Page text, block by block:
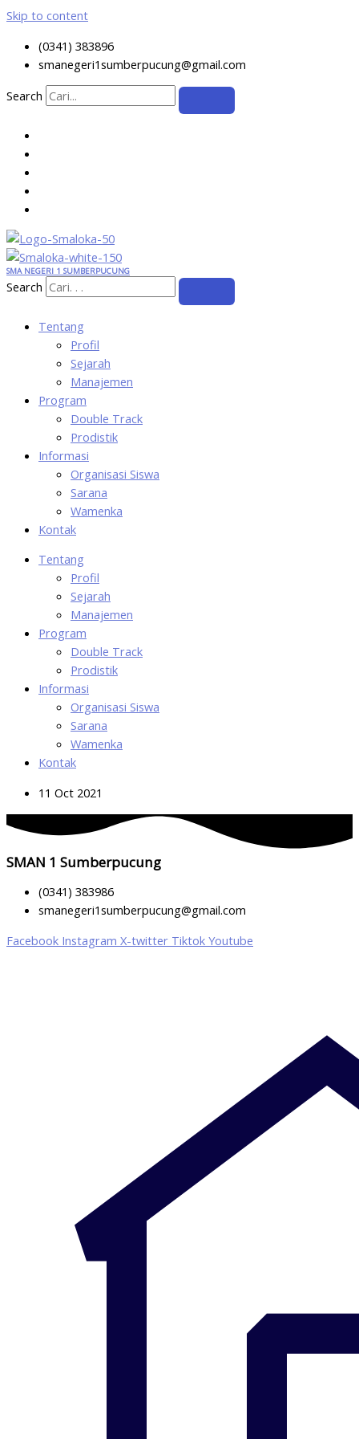
Skip to content
(0341) 383896
smanegeri1sumberpucung@gmail.com
Search
SMA NEGERI 1 SUMBERPUCUNG
Search
Tentang
Profil
Sejarah
Manajemen
Program
Double Track
Prodistik
Informasi
Organisasi Siswa
Sarana
Wamenka
Kontak
Tentang
Profil
Sejarah
Manajemen
Program
Double Track
Prodistik
Informasi
Organisasi Siswa
Sarana
Wamenka
Kontak
11 Oct 2021
SMAN 1 Sumberpucung
(0341) 383986
smanegeri1sumberpucung@gmail.com
Facebook Instagram X-twitter Tiktok Youtube